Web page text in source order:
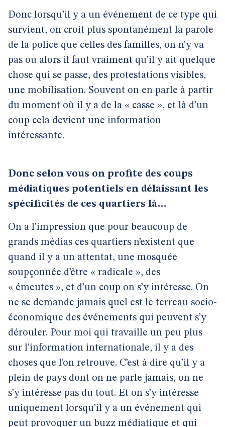
Donc lorsqu’il y a un événement de ce type qui
survient, on croit plus spontanément la parole
de la police que celles des familles, on n’y va
pas ou alors il faut vraiment qu’il y ait quelque
chose qui se passe, des protestations visibles,
une mobilisation. Souvent on en parle à partir
du moment où il y a de la « casse », et là d’un
coup cela devient une information
intéressante.
Donc selon vous on profite des coups
médiatiques potentiels en délaissant les
spécificités de ces quartiers là…
On a l’impression que pour beaucoup de
grands médias ces quartiers n’existent que
quand il y a un attentat, une mosquée
soupçonnée d’être « radicale », des
« émeutes », et d’un coup on s’y intéresse. On
ne se demande jamais quel est le terreau socio-
économique des événements qui peuvent s’y
dérouler. Pour moi qui travaille un peu plus
sur l’information internationale, il y a des
choses que l’on retrouve. C’est à dire qu’il y a
plein de pays dont on ne parle jamais, on ne
s’y intéresse pas du tout. Et on s’y intéresse
uniquement lorsqu’il y a un événement qui
peut provoquer un buzz médiatique et qui